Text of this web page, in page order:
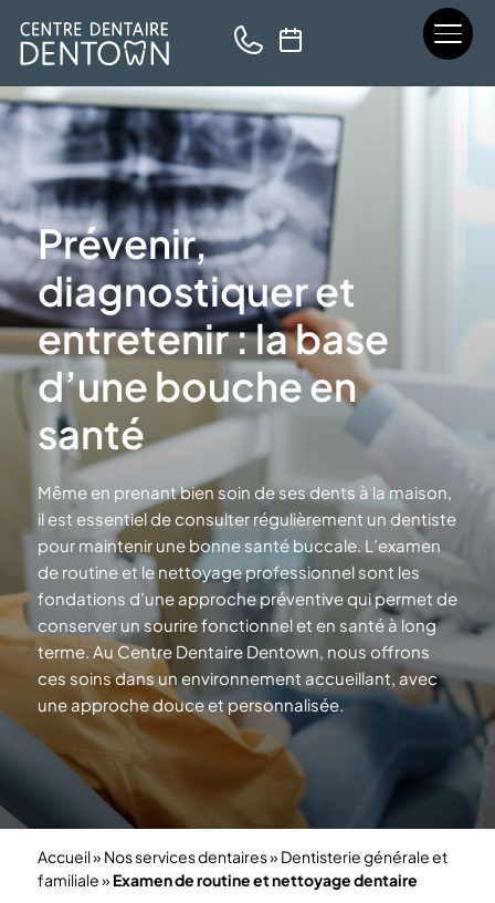
Prévenir,
diagnostiquer et
entretenir : la base
d’une bouche en
santé
Même en prenant bien soin de ses dents à la maison,
il est essentiel de consulter régulièrement un dentiste
pour maintenir une bonne santé buccale. L’examen
de routine et le nettoyage professionnel sont les
fondations d’une approche préventive qui permet de
conserver un sourire fonctionnel et en santé à long
terme. Au Centre Dentaire Dentown, nous offrons
ces soins dans un environnement accueillant, avec
une approche douceet personnalisée.
Accueil» Nos services dentaires» Dentisterie générale et
familiale» Examen de routine et nettoyage dentaire